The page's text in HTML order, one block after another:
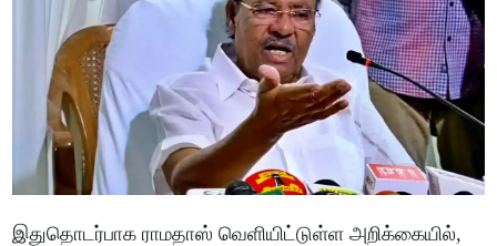
இதுதொடர்பாக ராமதாஸ் வெளியிட்டுள்ள அறிக்கையில்,